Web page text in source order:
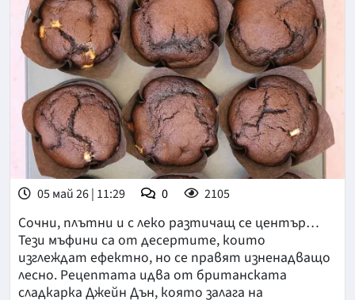
05 май 26 | 11:29 0 2105
Сочни, плътни и с леко разтичащ се център…
Тези мъфини са от десертите, които
изглеждат ефектно, но се правят изненадващо
лесно. Рецептата идва от британската
сладкарка Джейн Дън, която залага на